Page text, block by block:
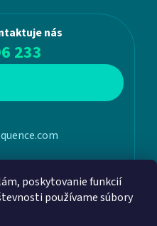
poskytovanie funkcií
používame súbory
nás
233
952 01, Vráble